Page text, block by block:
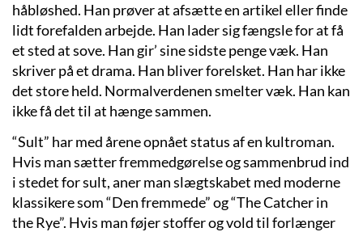
håbløshed. Han prøver at afsætte en artikel eller finde
lidt forefalden arbejde. Han lader sig fængsle for at få
et sted at sove. Han gir’ sine sidste penge væk. Han
skriver på et drama. Han bliver forelsket. Han har ikke
det store held. Normalverdenen smelter væk. Han kan
ikke få det til at hænge sammen.
“Sult” har med årene opnået status af en kultroman.
Hvis man sætter fremmedgørelse og sammenbrud ind
i stedet for sult, aner man slægtskabet med moderne
klassikere som “Den fremmede” og “The Catcher in
the Rye”. Hvis man føjer stoffer og vold til forlænger